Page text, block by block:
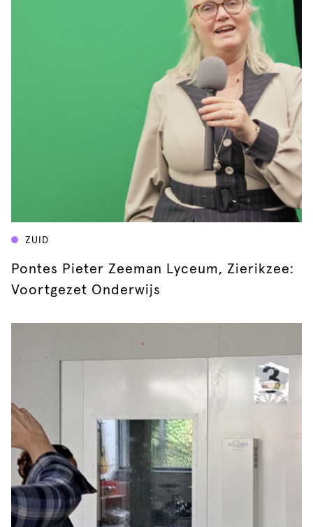
ZUID
Pontes Pieter Zeeman Lyceum, Zierikzee:
Voortgezet Onderwijs